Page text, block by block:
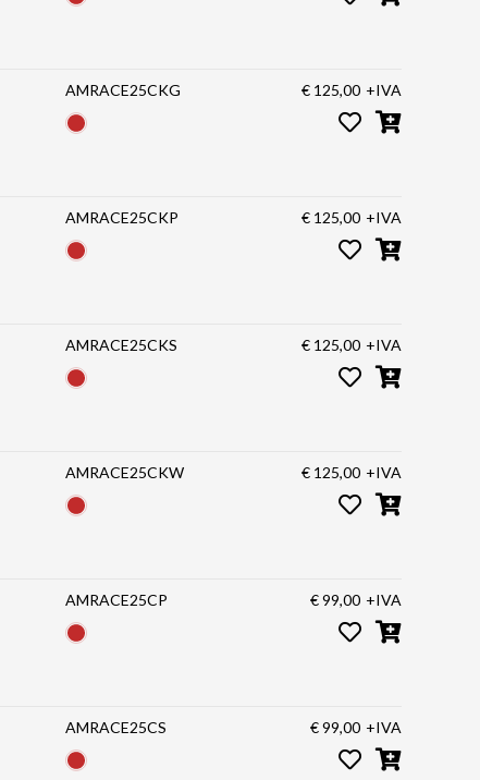
AMRACE25CKG € 125,00 +IVA
AMRACE25CKP € 125,00 +IVA
AMRACE25CKS € 125,00 +IVA
AMRACE25CKW € 125,00 +IVA
AMRACE25CP € 99,00 +IVA
AMRACE25CS € 99,00 +IVA